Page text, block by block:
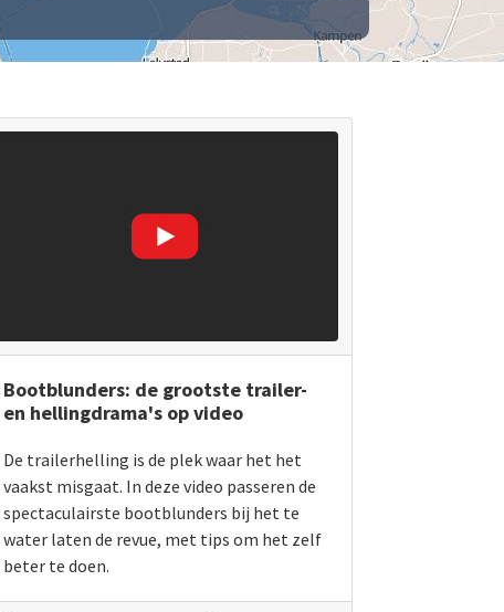
Bootblunders: de grootste trailer-
en hellingdrama's op video
De trailerhelling is de plek waar het het
vaakst misgaat. In deze video passeren de
spectaculairste bootblunders bij het te
water laten de revue, met tips om het zelf
beter te doen.